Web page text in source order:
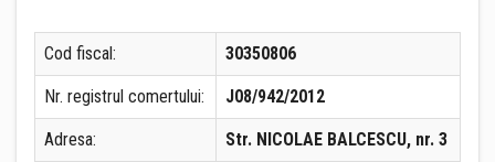
Cod fiscal: 30350806
Nr. registrul comertului: J08/942/2012
Adresa: Str. NICOLAE BALCESCU, nr. 3